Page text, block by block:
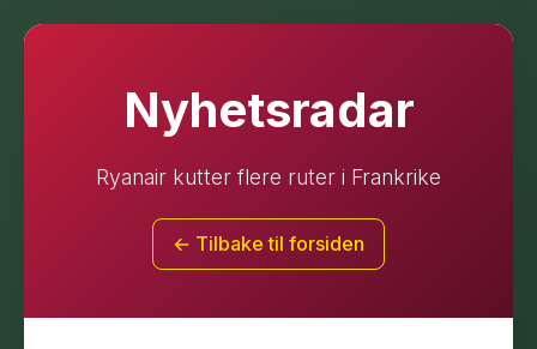
Nyhetsradar
Ryanair kutter flere ruter i Frankrike
← Tilbake til forsiden